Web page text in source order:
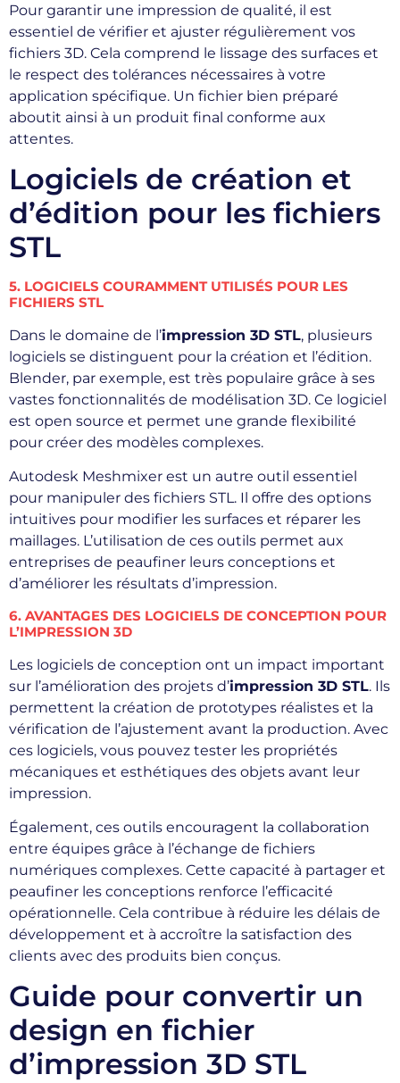
Pour garantir une impression de qualité, il est
essentiel de vérifier et ajuster régulièrement vos
fichiers 3D. Cela comprend le lissage des surfaces et
le respect des tolérances nécessaires à votre
application spécifique. Un fichier bien préparé
aboutit ainsi à un produit final conforme aux
attentes.
Logiciels de création et
d’édition pour les fichiers
STL
5. LOGICIELS COURAMMENT UTILISÉS POUR LES
FICHIERS STL
Dans le domaine de l’impression 3D STL, plusieurs
logiciels se distinguent pour la création et l’édition.
Blender, par exemple, est très populaire grâce à ses
vastes fonctionnalités de modélisation 3D. Ce logiciel
est open source et permet une grande flexibilité
pour créer des modèles complexes.
Autodesk Meshmixer est un autre outil essentiel
pour manipuler des fichiers STL. Il offre des options
intuitives pour modifier les surfaces et réparer les
maillages. L’utilisation de ces outils permet aux
entreprises de peaufiner leurs conceptions et
d’améliorer les résultats d’impression.
6. AVANTAGES DES LOGICIELS DE CONCEPTION POUR
L’IMPRESSION 3D
Les logiciels de conception ont un impact important
sur l’amélioration des projets d’impression 3D STL. Ils
permettent la création de prototypes réalistes et la
vérification de l’ajustement avant la production. Avec
ces logiciels, vous pouvez tester les propriétés
mécaniques et esthétiques des objets avant leur
impression.
Également, ces outils encouragent la collaboration
entre équipes grâce à l’échange de fichiers
numériques complexes. Cette capacité à partager et
peaufiner les conceptions renforce l’efficacité
opérationnelle. Cela contribue à réduire les délais de
développement et à accroître la satisfaction des
clients avec des produits bien conçus.
Guide pour convertir un
design en fichier
d’impression 3D STL